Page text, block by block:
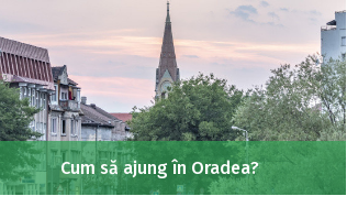
Cum să ajung în Oradea?